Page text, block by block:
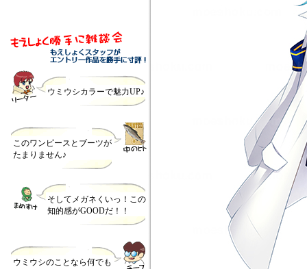
ウミウシカラーで魅力UP♪
このワンピースとブーツが
たまりません♪
そしてメガネくいっ！この
知的感がGOODだ！！
ウミウシのことなら何でも